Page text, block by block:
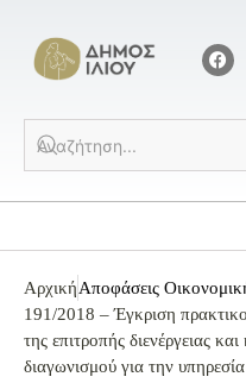
ΑρχικήΑποφάσεις
191/2018 – Έγκριση
της επιτροπής διενέργειας
διαγωνισμού για την